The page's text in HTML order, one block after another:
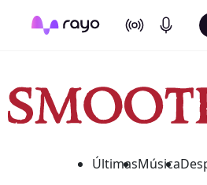
On Air Podcasts
ÚltimasMúsica